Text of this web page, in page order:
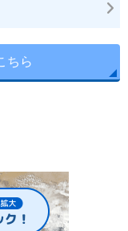
ちら